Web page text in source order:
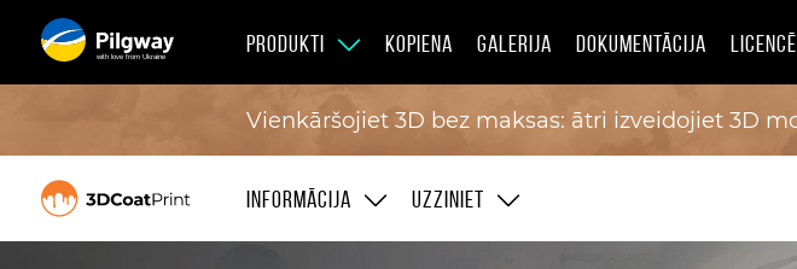
with love from Ukraine
PRODUKTI KOPIENA GALERIJA DOKUMENTĀCIJA
Vienkāršojiet 3D bez maksas: ātri izveidojiet 3D
INFORMĀCIJA UZZINIET